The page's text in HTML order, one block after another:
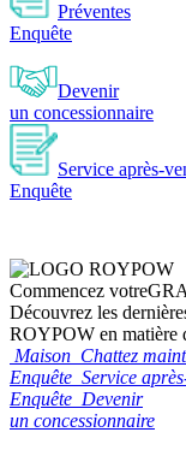
Préventes
Enquête
Devenir
un concessionnaire
Service après-
Enquête
Commencez votre
Découvrez les
ROYPOW en matière
Maison Chattez
Enquête Service
Enquête Devenir
un concessionnaire